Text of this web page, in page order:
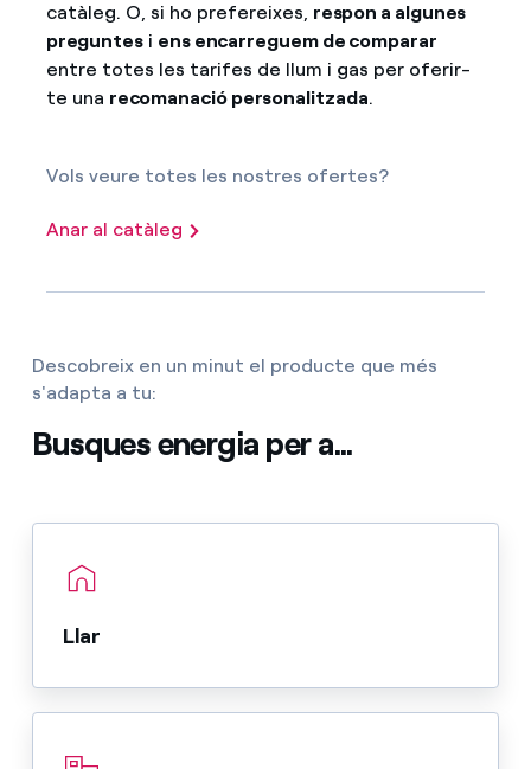
catàleg. O, si ho prefereixes, respon a algunes
preguntesi ens encarreguem de comparar
entre totes les tarifes de llum i gas per oferir-
te una recomanació personalitzada.
Vols veure totes les nostres ofertes?
Anar al catàleg
Descobreix en un minut el producte que més
s'adapta a tu:
Busques energia per a...
Llar